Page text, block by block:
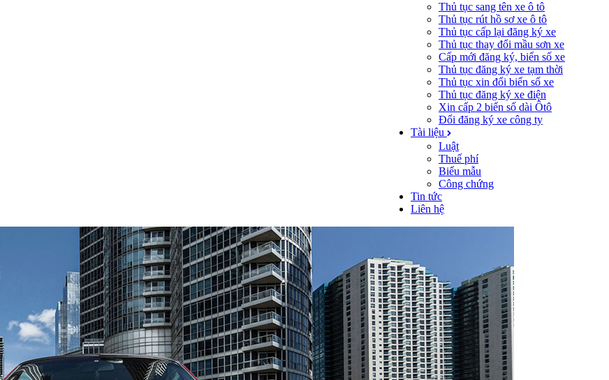
Thủ tục sang tên xe ô tô
Thủ tục rút hồ sơ xe ô tô
Thủ tục cấp lại đăng ký xe
Thủ tục thay đổi mầu sơn xe
Cấp mới đăng ký, biển số xe
Thủ tục đăng ký xe tạm thời
Thủ tục xin đổi biển số xe
Thủ tục đăng ký xe điện
Xin cấp 2 biển số dài Ôtô
Đổi đăng ký xe công ty
Tài liệu
Luật
Thuế phí
Biểu mẫu
Công chứng
Tin tức
Liên hệ